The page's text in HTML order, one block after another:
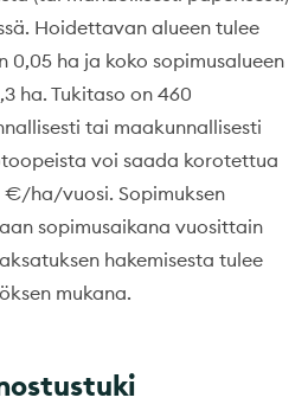
Hoidettavan alueen tulee
ha ja koko sopimusalueen
ha. Tukitaso on 460
tai maakunnallisesti
voi saada korotettua
€/ha/vuosi. Sopimuksen
sopimusaikana vuosittain
hakemisesta tulee
mukana.